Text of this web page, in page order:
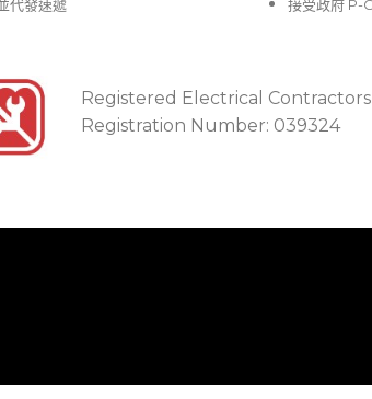
代發速遞 接受政府 P-
Registered Electrical Contractors
Registration Number: 039324